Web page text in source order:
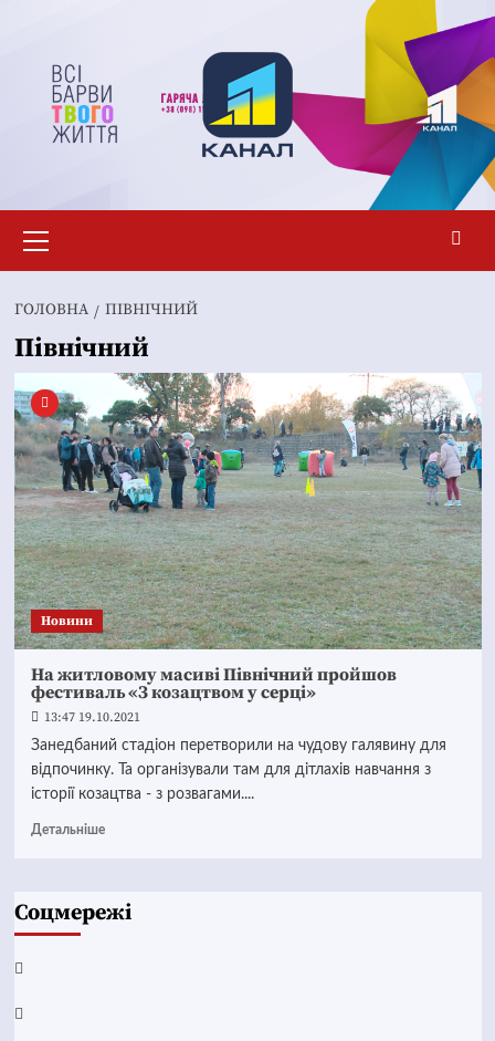
вмісту
меню
ГОЛОВНА ПІВНІЧНИЙ
Північний
Новини
На житловому масиві Північний пройшов
фестиваль «З козацтвом у серці»
13:47 19.10.2021
Занедбаний стадіон перетворили на чудову галявину для
відпочинку. Та організували там для дітлахів навчання з
історії козацтва - з розвагами....
Детальніше
Соцмережі
Facebook
YouTube